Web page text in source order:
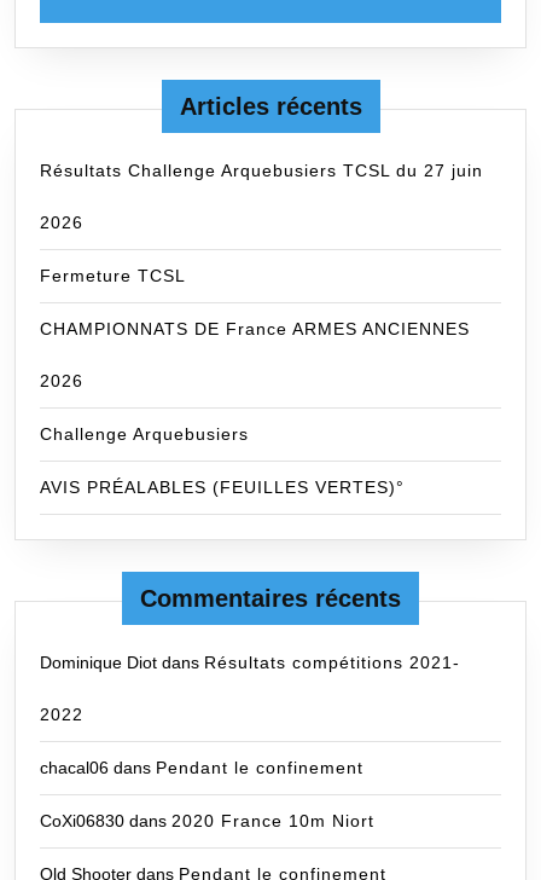
Articles récents
Résultats Challenge Arquebusiers TCSL du 27 juin
2026
Fermeture TCSL
CHAMPIONNATS DE France ARMES ANCIENNES
2026
Challenge Arquebusiers
AVIS PRÉALABLES (FEUILLES VERTES)°
Commentaires récents
Dominique Diot dans Résultats compétitions 2021-
2022
chacal06 dans Pendant le confinement
CoXi06830 dans 2020 France 10m Niort
Old Shooter dans Pendant le confinement